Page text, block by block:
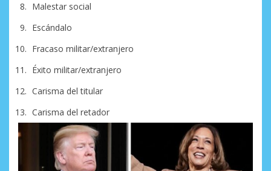
Malestar social
Escándalo
Fracaso militar/extranjero
Éxito militar/extranjero
Carisma del titular
Carisma del retador